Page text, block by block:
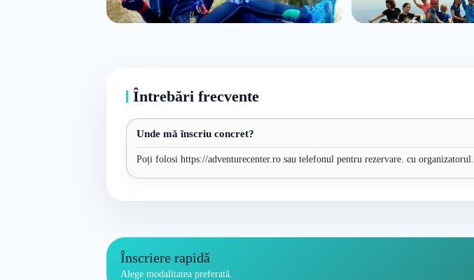
Întrebări frecvente
Unde mă înscriu concret?
Poți folosi https://adventurecenter.ro sau telefonul pentru rezervare. cu organizatorul.
Înscriere rapidă
Alege modalitatea preferată.